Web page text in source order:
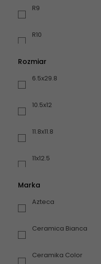
R9
R10
Rozmiar
6.5x29.8
10.5x12
11.8x11.8
11x12.5
12.5x11
Marka
Azteca
Ceramica Bianca
Ceramika Color